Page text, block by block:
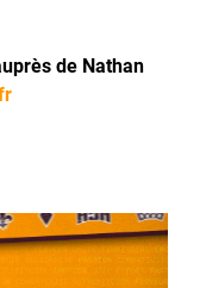
de Nathan